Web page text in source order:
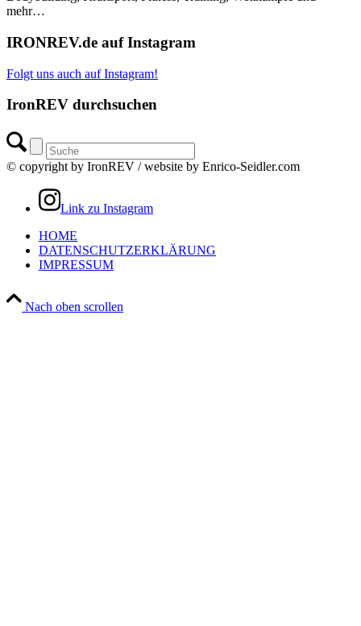
mehr…
IRONREV.de auf Instagram
Folgt uns auch auf Instagram!
IronREV durchsuchen
© copyright by IronREV / website by Enrico-Seidler.com
Link zu Instagram
HOME
DATENSCHUTZERKLÄRUNG
IMPRESSUM
Nach oben scrollen